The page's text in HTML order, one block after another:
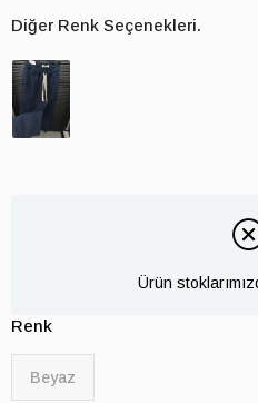
Diğer Renk Seçenekleri.
Ürün
Renk
Beyaz